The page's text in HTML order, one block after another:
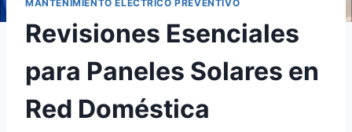
MANTENIMIENTO ELÉCTRICO PREVENTIVO
Revisiones Esenciales
para Paneles Solares en
Red Doméstica